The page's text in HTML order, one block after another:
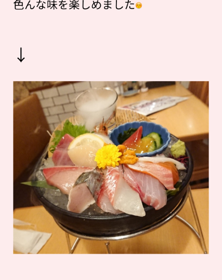
色んな味を楽しめました
↓